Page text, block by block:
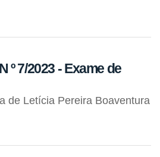
º 7/2023 - Exame de
de Letícia Pereira Boaventura